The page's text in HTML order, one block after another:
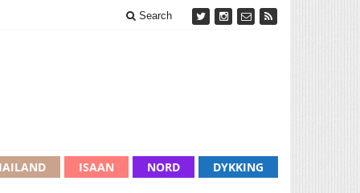
Search
DYKKING
NORD
ISAAN